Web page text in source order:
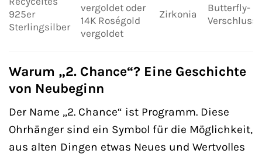
925er
Sterlingsilber
vergoldet oder
14K Roségold
vergoldet
Zirkonia
Butterfly-
Verschluss
Warum „2. Chance“? Eine Geschichte
von Neubeginn
Der Name „2. Chance“ ist Programm. Diese
Ohrhänger sind ein Symbol für die Möglichkeit,
aus alten Dingen etwas Neues und Wertvolles